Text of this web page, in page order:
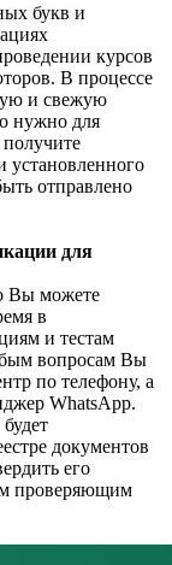
букв и
курсов
В процессе
и свежую
нужно для
установленного
отправлено
для
Вы можете
в
и тестам
вопросам Вы
по телефону, а
WhatsApp.
документов
его
проверяющим